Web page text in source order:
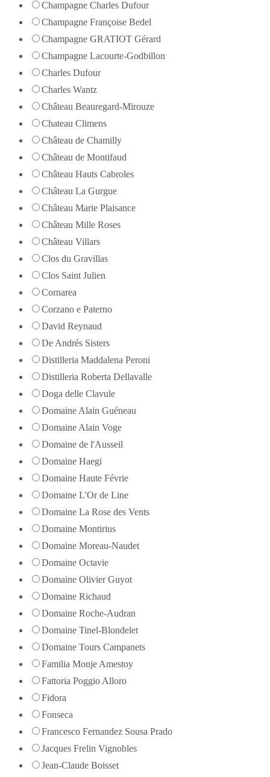
Champagne Charles Dufour
Champagne Françoise Bedel
Champagne GRATIOT Gérard
Champagne Lacourte-Godbillon
Charles Dufour
Charles Wantz
Château Beauregard-Mirouze
Chateau Climens
Château de Chamilly
Château de Montifaud
Château Hauts Cabroles
Château La Gurgue
Château Marie Plaisance
Château Mille Roses
Château Villars
Clos du Gravillas
Clos Saint Julien
Cornarea
Corzano e Paterno
David Reynaud
De Andrés Sisters
Distilleria Maddalena Peroni
Distilleria Roberta Dellavalle
Doga delle Clavule
Domaine Alain Guéneau
Domaine Alain Voge
Domaine de l'Ausseil
Domaine Haegi
Domaine Haute Févrie
Domaine L'Or de Line
Domaine La Rose des Vents
Domaine Montirius
Domaine Moreau-Naudet
Domaine Octavie
Domaine Olivier Guyot
Domaine Richaud
Domaine Roche-Audran
Domaine Tinel-Blondelet
Domaine Tours Campanets
Familia Monje Amestoy
Fattoria Poggio Alloro
Fidora
Fonseca
Francesco Fernandez Sousa Prado
Jacques Frelin Vignobles
Jean-Claude Boisset